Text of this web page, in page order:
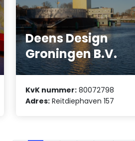
Deens Design
Groningen B.V.
KvK nummer: 80072798
Adres: Reitdiephaven 157